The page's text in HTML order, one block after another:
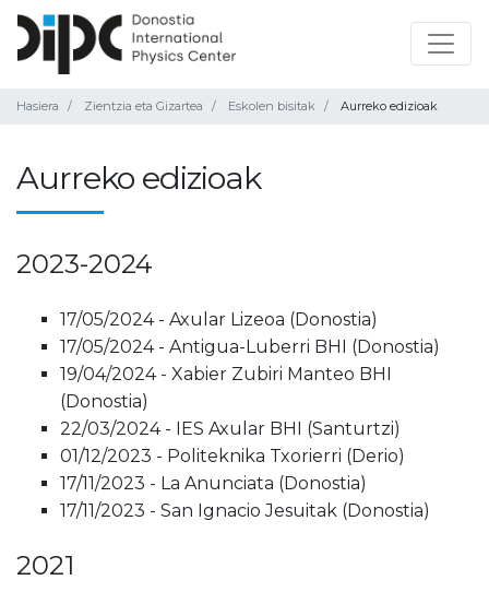
Hasiera Zientzia eta Gizartea Eskolen bisitak Aurreko edizioak
Aurreko edizioak
2023-2024
17/05/2024 - Axular Lizeoa (Donostia)
17/05/2024 - Antigua-Luberri BHI (Donostia)
19/04/2024 - Xabier Zubiri Manteo BHI
(Donostia)
22/03/2024 - IES Axular BHI (Santurtzi)
01/12/2023 - Politeknika Txorierri (Derio)
17/11/2023 - La Anunciata (Donostia)
17/11/2023 - San Ignacio Jesuitak (Donostia)
2021